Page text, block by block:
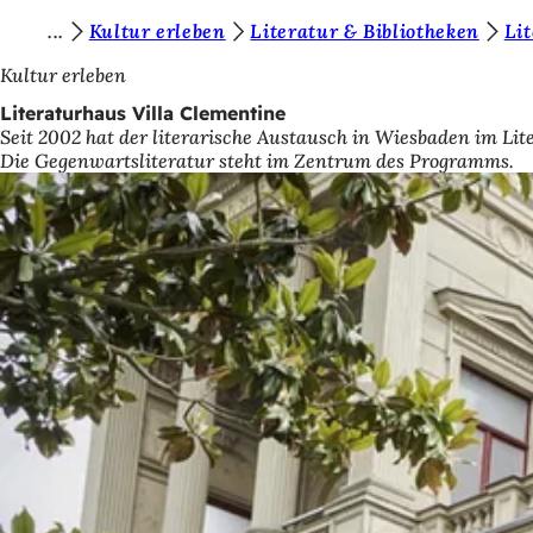
Inhalt anspringen
i
e
b
e
f
i
n
d
e
n
s
c
Kultur erleben Literatur & Bibliotheken
Kultur erleben
Literaturhaus Villa Clementine
Seit 2002 hat der literarische Austausch in Wiesbaden im
Die Gegenwartsliteratur steht im Zentrum des Programms.